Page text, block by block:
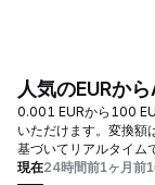
人気のEURか
0.001 EURから100
いただけます。変換額
基づいてリアルタイム
現在24時間前1ヶ月前